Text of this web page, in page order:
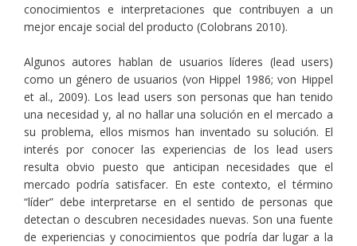
conocimientos e interpretaciones que contribuyen a un
mejor encaje social del producto (Colobrans 2010).
Algunos autores hablan de usuarios líderes (lead users)
como un género de usuarios (von Hippel 1986; von Hippel
et al., 2009). Los lead users son personas que han tenido
una necesidad y, al no hallar una solución en el mercado a
su problema, ellos mismos han inventado su solución. El
interés por conocer las experiencias de los lead users
resulta obvio puesto que anticipan necesidades que el
mercado podría satisfacer. En este contexto, el término
“líder” debe interpretarse en el sentido de personas que
detectan o descubren necesidades nuevas. Son una fuente
de experiencias y conocimientos que podría dar lugar a la